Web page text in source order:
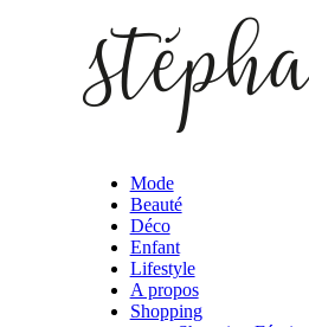
Mode
Beauté
Déco
Enfant
Lifestyle
A propos
Shopping